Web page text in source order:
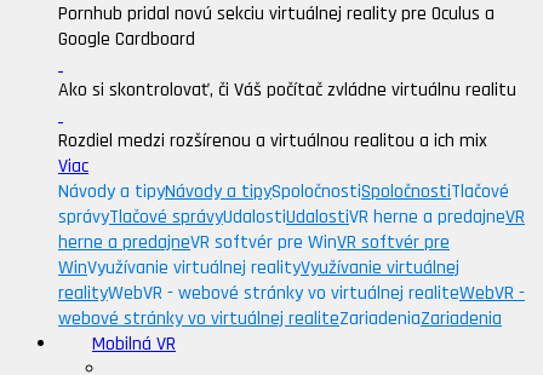
Pornhub pridal novú sekciu virtuálnej reality pre Oculus a
Google Cardboard
Ako si skontrolovať, či Váš počítač zvládne virtuálnu realitu
Rozdiel medzi rozšírenou a virtuálnou realitou a ich mix
Viac
Návody a tipyNávody a tipySpoločnostiSpoločnostiTlačové
správyTlačové správyUdalostiUdalostiVR herne a predajneVR
herne a predajneVR softvér pre WinVR softvér pre
WinVyužívanie virtuálnej realityVyužívanie virtuálnej
realityWebVR - webové stránky vo virtuálnej realiteWebVR -
webové stránky vo virtuálnej realiteZariadeniaZariadenia
Mobilná VR